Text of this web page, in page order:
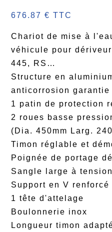
676.87 € TTC
Chariot de mise à
véhicule pour
445, RS…
Structure en
anticorrosion garantie
1 patin de protection
2 roues basse
(Dia. 450mm Larg.
Timon réglable et
Poignée de portage
Sangle large à
Support en V
1 tête d'attelage
Boulonnerie inox
Longueur timon